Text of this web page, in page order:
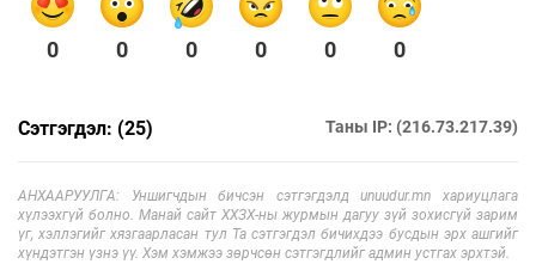
0 0 0 0 0 0
Сэтгэгдэл: (25) Таны IP: (216.73.217.39)
АНХААРУУЛГА: Уншигчдын бичсэн сэтгэгдэлд unuudur.mn хариуцлага
хүлээхгүй болно. Манай сайт ХХЗХ-ны журмын дагуу зүй зохисгүй зарим
үг, хэллэгийг хязгаарласан тул Та сэтгэгдэл бичихдээ бусдын эрх ашгийг
хүндэтгэн үзнэ үү. Хэм хэмжээ зөрчсөн сэтгэгдлийг админ устгах эрхтэй.